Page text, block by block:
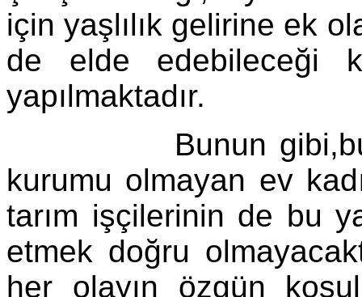
için yaşlılık gelirine ek
de elde edebileceği
yapılmaktadır.
Bunun gibi,bu
kurumu olmayan ev
tarım işçilerinin de bu
etmek doğru
her olayın özgün